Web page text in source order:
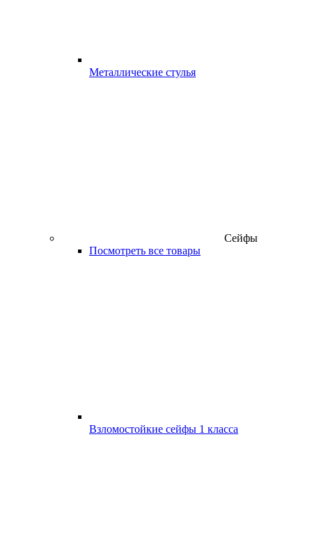
Металлические стулья
Сейфы
Посмотреть все товары
Взломостойкие сейфы 1 класса